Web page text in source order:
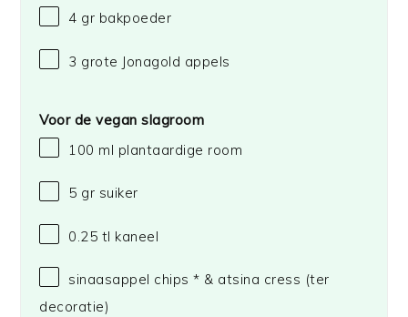
4 gr bakpoeder
3 grote Jonagold appels
Voor de vegan slagroom
100 ml plantaardige room
5 gr suiker
0.25 tl kaneel
sinaasappel chips * & atsina cress (ter
decoratie)